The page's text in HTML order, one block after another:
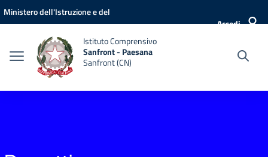
Vai ai contenuti
Vai al menu di navigazione
Vai al footer
Ministero dell'Istruzione e del
Accedi
Istituto Comprensivo
Sanfront - Paesana
Sanfront (CN)